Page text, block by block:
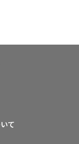
て